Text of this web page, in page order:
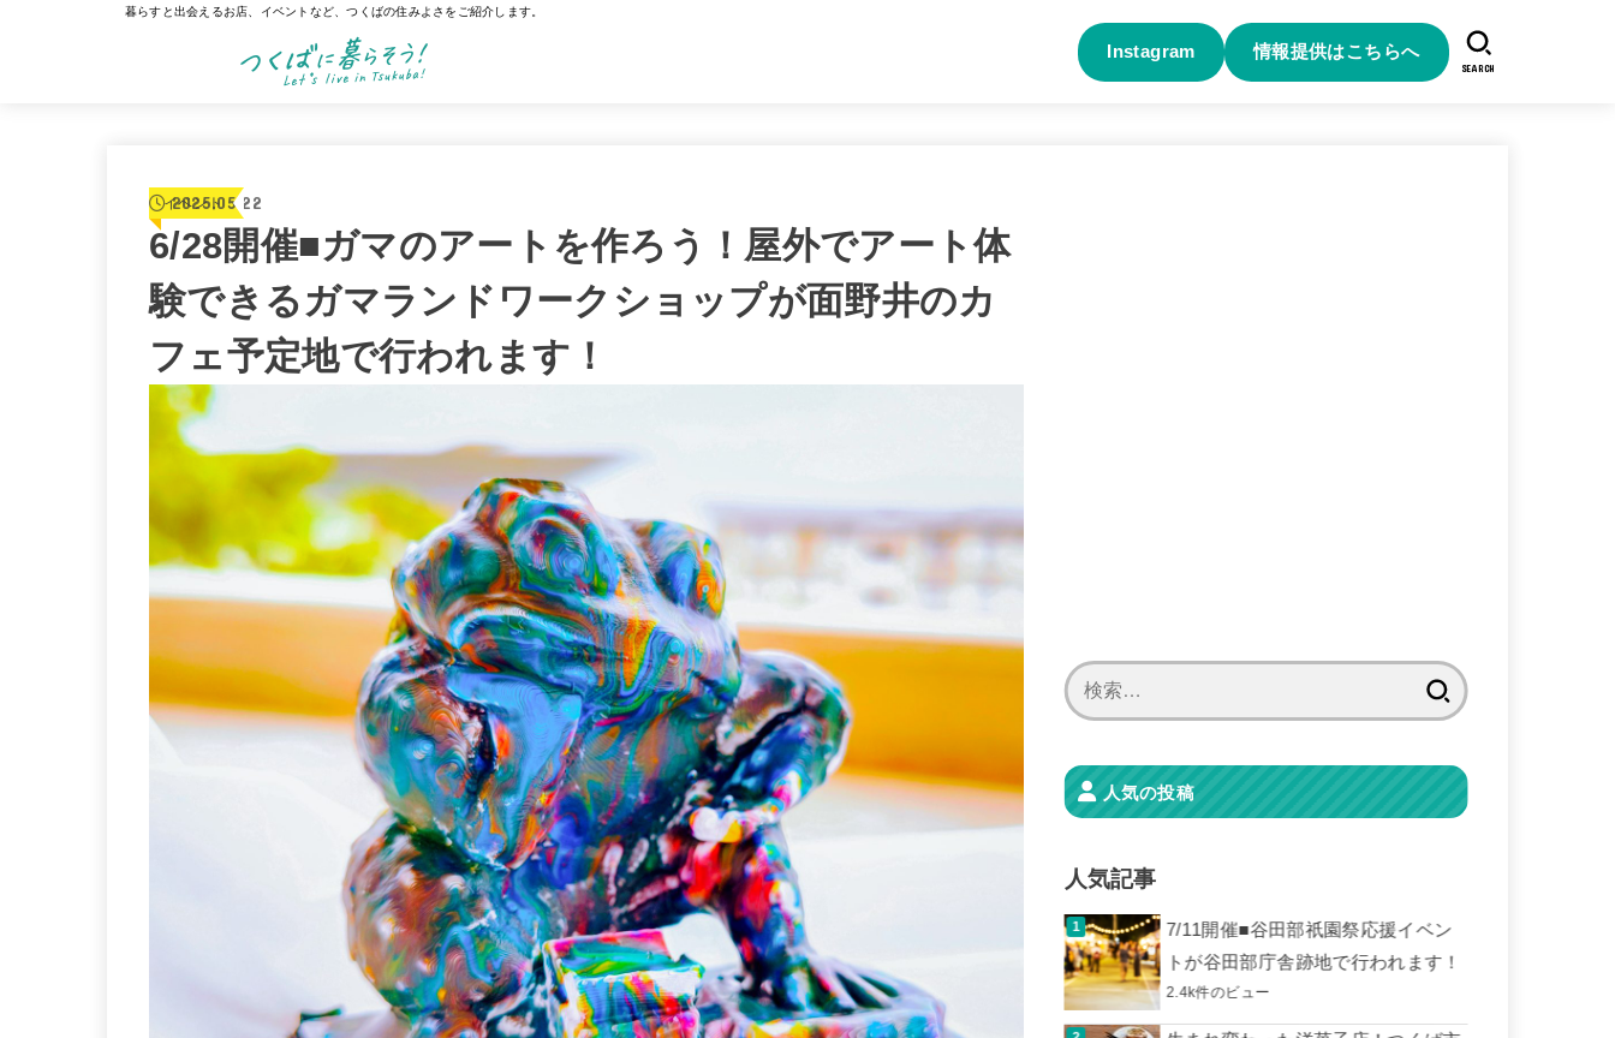
暮らすと出会えるお店、イベントなど、つくばの住みよさをご紹介します。
Instagram 情報提供はこちらへ
SEARCH
イベント
2025.05.22
6/28開催■ガマのアートを作ろう！屋外でアート体
験できるガマランドワークショップが面野井のカ
フェ予定地で行われます！
人気の投稿
人気記事
7/11開催■谷田部祇園祭応援イベン
トが谷田部庁舎跡地で行われます！
2.4k件のビュー